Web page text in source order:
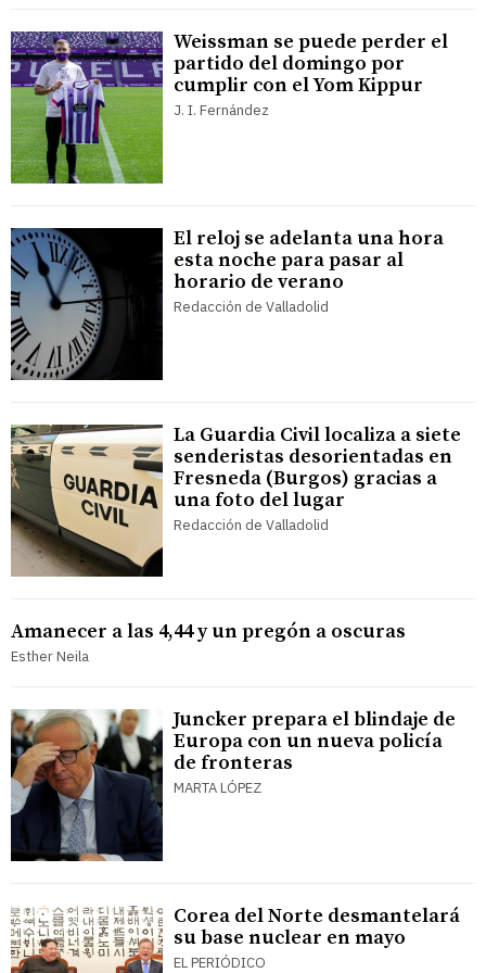
Weissman se puede perder el
partido del domingo por
cumplir con el Yom Kippur
J. I. Fernández
El reloj se adelanta una hora
esta noche para pasar al
horario de verano
Redacción de Valladolid
La Guardia Civil localiza a siete
senderistas desorientadas en
Fresneda (Burgos) gracias a
una foto del lugar
Redacción de Valladolid
Amanecer a las 4,44 y un pregón a oscuras
Esther Neila
Juncker prepara el blindaje de
Europa con un nueva policía
de fronteras
MARTA LÓPEZ
Corea del Norte desmantelará
su base nuclear en mayo
EL PERIÓDICO